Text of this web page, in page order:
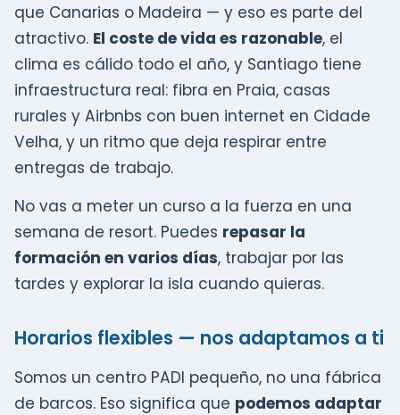
que Canarias o Madeira — y eso es parte del
atractivo. El coste de vida es razonable, el
clima es cálido todo el año, y Santiago tiene
infraestructura real: fibra en Praia, casas
rurales y Airbnbs con buen internet en Cidade
Velha, y un ritmo que deja respirar entre
entregas de trabajo.
No vas a meter un curso a la fuerza en una
semana de resort. Puedes repasar la
formación en varios días, trabajar por las
tardes y explorar la isla cuando quieras.
Horarios flexibles — nos adaptamos a ti
Somos un centro PADI pequeño, no una fábrica
de barcos. Eso significa que podemos adaptar